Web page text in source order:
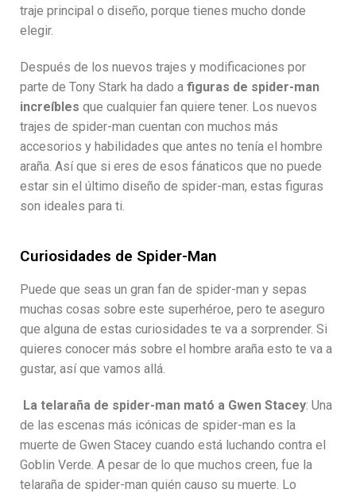
traje principal o diseño, porque tienes mucho donde
elegir.
Después de los nuevos trajes y modificaciones por
parte de Tony Stark ha dado a figuras de spider-man
increíbles que cualquier fan quiere tener. Los nuevos
trajes de spider-man cuentan con muchos más
accesorios y habilidades que antes no tenía el hombre
araña. Así que si eres de esos fánaticos que no puede
estar sin el último diseño de spider-man, estas figuras
son ideales para ti.
Curiosidades de Spider-Man
Puede que seas un gran fan de spider-man y sepas
muchas cosas sobre este superhéroe, pero te aseguro
que alguna de estas curiosidades te va a sorprender. Si
quieres conocer más sobre el hombre araña esto te va a
gustar, así que vamos allá.
La telaraña de spider-man mató a Gwen Stacey: Una
de las escenas más icónicas de spider-man es la
muerte de Gwen Stacey cuando está luchando contra el
Goblin Verde. A pesar de lo que muchos creen, fue la
telaraña de spider-man quién causo su muerte. Lo